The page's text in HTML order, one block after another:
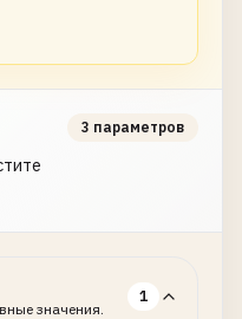
3 параметров
значения.
1